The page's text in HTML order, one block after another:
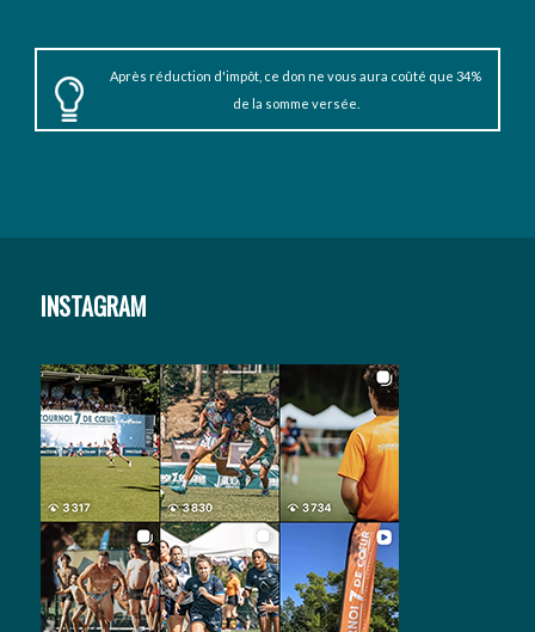
Après réduction d'impôt, ce don ne vous aura coûté que 34%
de la somme versée.
INSTAGRAM